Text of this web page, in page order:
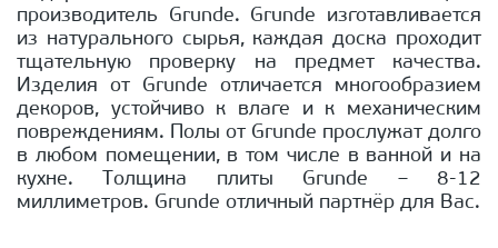
производитель Grunde. Grunde изготавливается
из натурального сырья, каждая доска проходит
тщательную проверку на предмет качества.
Изделия от Grunde отличается многообразием
декоров, устойчиво к влаге и к механическим
повреждениям. Полы от Grunde прослужат долго
в любом помещении, в том числе в ванной и на
кухне. Толщина плиты Grunde – 8-12
миллиметров. Grunde отличный партнёр для Вас.